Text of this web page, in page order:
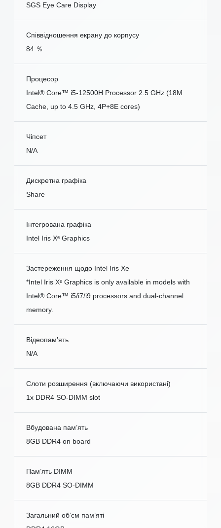
SGS Eye Care Display
Співвідношення екрану до корпусу
84 ％
Процесор
Intel® Core™ i5-12500H Processor 2.5 GHz (18M
Cache, up to 4.5 GHz, 4P+8E cores)
Чіпсет
N/A
Дискретна графіка
Share
Інтегрована графіка
Intel Iris Xᵉ Graphics
Застереження щодо Intel Iris Xe
*Intel Iris Xᵉ Graphics is only available in models with
Intel® Core™ i5/i7/i9 processors and dual-channel
memory.
Відеопам’ять
N/A
Слоти розширення (включаючи використані)
1x DDR4 SO-DIMM slot
Вбудована пам’ять
8GB DDR4 on board
Пам’ять DIMM
8GB DDR4 SO-DIMM
Загальний об’єм пам’яті